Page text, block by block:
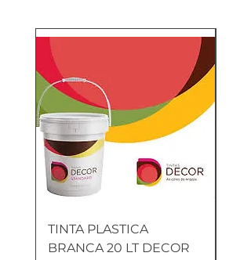
TINTA PLASTICA
BRANCA 20 LT DECOR